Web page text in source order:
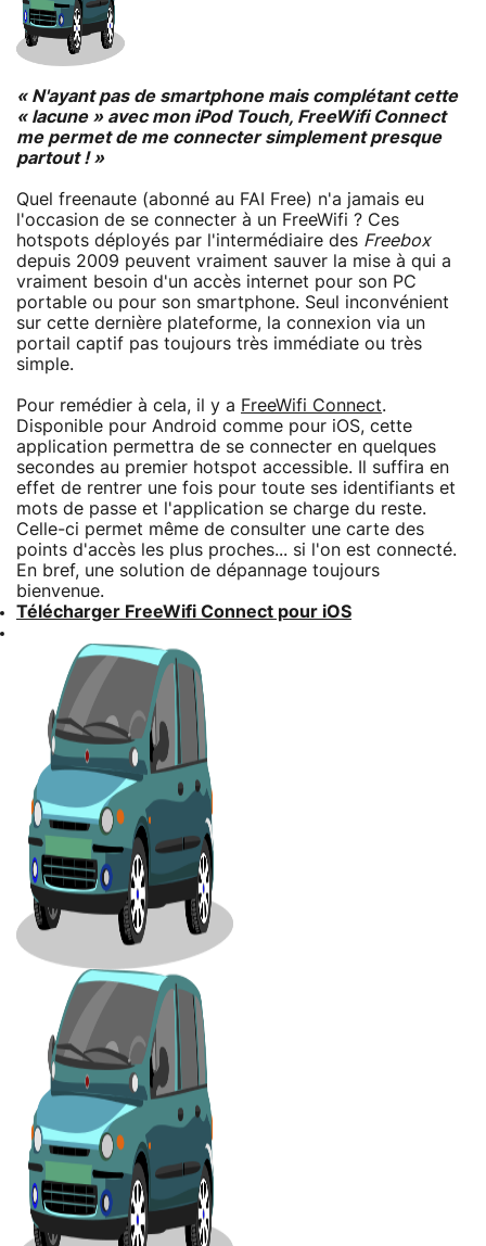
« N'ayant pas de smartphone mais complétant cette
« lacune » avec mon iPod Touch, FreeWifi Connect
me permet de me connecter simplement presque
partout ! »
Quel freenaute (abonné au FAI Free) n'a jamais eu
l'occasion de se connecter à un FreeWifi ? Ces
hotspots déployés par l'intermédiaire des Freebox
depuis 2009 peuvent vraiment sauver la mise à qui a
vraiment besoin d'un accès internet pour son PC
portable ou pour son smartphone. Seul inconvénient
sur cette dernière plateforme, la connexion via un
portail captif pas toujours très immédiate ou très
simple.
Pour remédier à cela, il y a FreeWifi Connect.
Disponible pour Android comme pour iOS, cette
application permettra de se connecter en quelques
secondes au premier hotspot accessible. Il suffira en
effet de rentrer une fois pour toute ses identifiants et
mots de passe et l'application se charge du reste.
Celle-ci permet même de consulter une carte des
points d'accès les plus proches... si l'on est connecté.
En bref, une solution de dépannage toujours
bienvenue.
Télécharger FreeWifi Connect pour iOS